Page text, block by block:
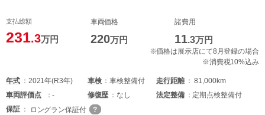
支払総額
231.3万円
車両価格
220万円
諸費用
11.3万円
※価格は展示店にて8月登録の場合
※消費税10%込み
年式 2021年(R3年) 車検 車検整備付 走行距離
81,000km
車両評価点 - 修復歴 なし 法定整備
定期点検整備付
保証
ロングラン保証付